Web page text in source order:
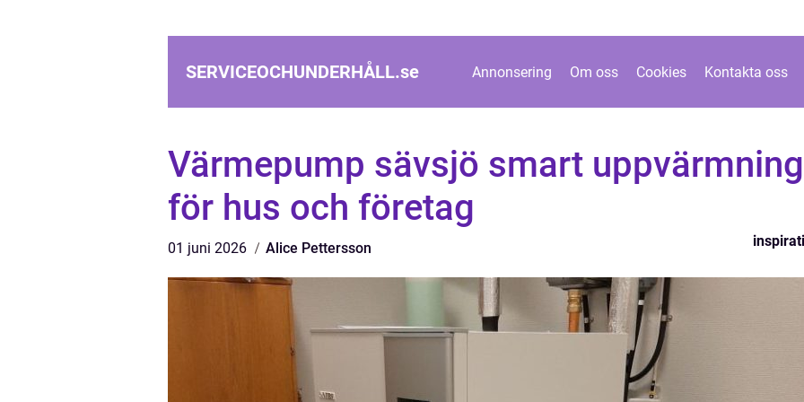
SERVICEOCHUNDERHÅLL.se Annonsering Om oss Cookies Kontakta oss
Värmepump sävsjö smart uppvärmning
för hus och företag
01 juni 2026 Alice Pettersson